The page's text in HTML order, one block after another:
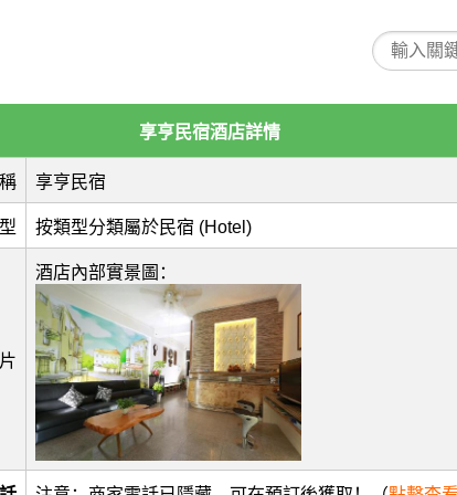
享亨民宿酒店詳情
享亨民宿
按類型分類屬於民宿 (Hotel)
酒店內部實景圖：